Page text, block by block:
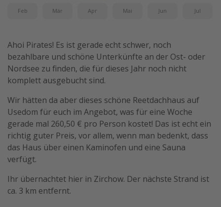
Gruppenreisen
Hotels in Amsterdam
Hotels am Achensee
Weitere Themen
Reise Journal
Familienurlaub in der Türkei
Rundreisen in Thailand
Bahnreisen in der Schweiz
Travel Know How
Feb Mär Apr Mai Jun Jul
Ahoi Pirates! Es ist gerade echt schwer, noch
bezahlbare und schöne Unterkünfte an der Ost- oder
Nordsee zu finden, die für dieses Jahr noch nicht
komplett ausgebucht sind.
Wir hätten da aber dieses schöne Reetdachhaus auf
Usedom für euch im Angebot, was für eine Woche
gerade mal 260,50 € pro Person kostet! Das ist echt ein
richtig guter Preis, vor allem, wenn man bedenkt, dass
das Haus über einen Kaminofen und eine Sauna
verfügt.
Ihr übernachtet hier in Zirchow. Der nächste Strand ist
ca. 3 km entfernt.